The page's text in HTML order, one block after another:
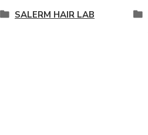
SALERM HAIR LAB